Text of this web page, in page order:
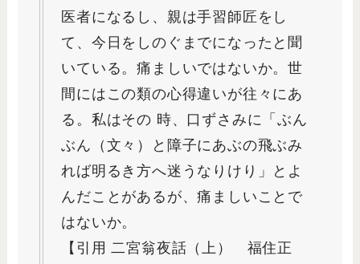
医者になるし、親は手習師匠をし
て、今日をしのぐまでになったと聞
いている。痛ましいではないか。世
間にはこの類の心得違いが往々にあ
る。私はその 時、口ずさみに「ぶん
ぶん（文々）と障子にあぶの飛ぶみ
れば明るき方へ迷うなりけり」とよ
んだことがあるが、痛ましいことで
はないか。
【引用 二宮翁夜話（上） 福住正